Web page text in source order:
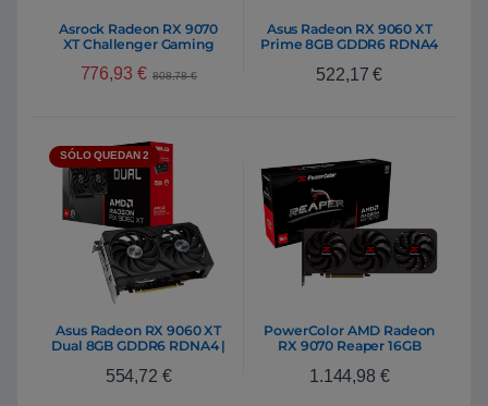
Asrock Radeon RX 9070
XT Challenger Gaming
Tarjeta Gráfica AMD
776,93 € 808,78€
Asus Radeon RX 9060 XT
Prime 8GB GDDR6 RDNA4
522,17€
SÓLO QUEDAN 2
Asus Radeon RX 9060 XT
Dual 8GB GDDR6 RDNA4 |
554,72 €
PowerColor AMD Radeon
RX 9070 Reaper 16GB
Gráfica AMD
1.144,98 €